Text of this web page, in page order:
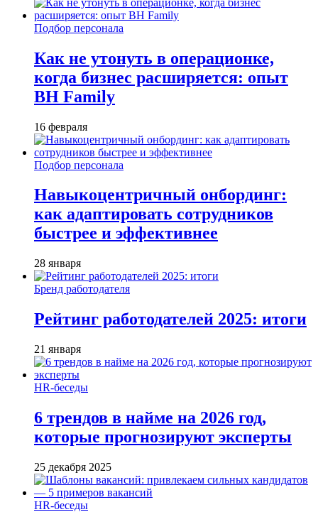
Подбор персонала
Как не утонуть в операционке,
когда бизнес расширяется: опыт
BH Family
16 февраля
Подбор персонала
Навыкоцентричный онбординг:
как адаптировать сотрудников
быстрее и эффективнее
28 января
Бренд работодателя
Рейтинг работодателей 2025: итоги
21 января
HR-беседы
6 трендов в найме на 2026 год,
которые прогнозируют эксперты
25 декабря 2025
HR-беседы